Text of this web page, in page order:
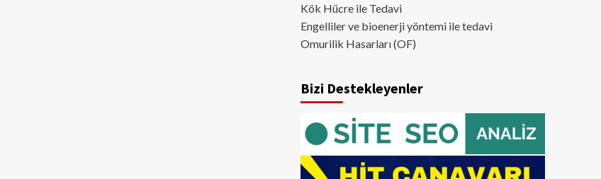
Kök Hücre ile Tedavi
Engelliler ve bioenerji yöntemi ile tedavi
Omurilik Hasarları (OF)
Bizi Destekleyenler